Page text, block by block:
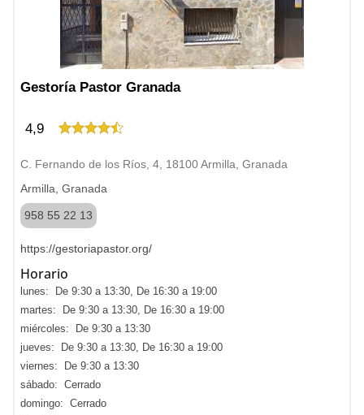
Gestoría Pastor Granada
4,9
C. Fernando de los Ríos, 4, 18100 Armilla, Granada
Armilla, Granada
958 55 22 13
https://gestoriapastor.org/
Horario
lunes: De 9:30 a 13:30, De 16:30 a 19:00
martes: De 9:30 a 13:30, De 16:30 a 19:00
miércoles: De 9:30 a 13:30
jueves: De 9:30 a 13:30, De 16:30 a 19:00
viernes: De 9:30 a 13:30
sábado: Cerrado
domingo: Cerrado